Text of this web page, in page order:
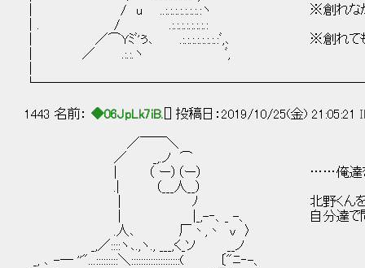
│ / u ..:.:.:.:.:.:.:.:ヽ ※創れなかったら
│. / .:.:.:.:.:.:.:.:
│ ／⌒Yﾐﾞ'ぅ､ .:.:.:.:.:.:.:.:ﾞ,､ ※創れても 持ち
│ ／ .:.:.ヽ ﾞ,
1443 名前： ◆06JpLk7iB. [] 投稿日：2019/10/25(金) 21:05:21
／￣￣＼
／ _,.ノ ⌒
| （ ー）（ー） ……俺達を試してい
.| （___人__）
| ﾉ 北野くんを犠牲にした
| |_,-‐、_ -、 自分達で問題を解決
.人､ 厂丶,丶 v 〉
_,／::::ヽ､.,ヽ., ___,く_ソ __ノ
_, ､ -― ''"...:::::::::＼::::::::::::::::::::( 〔"ﾆ‐-、